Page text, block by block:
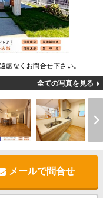
慮なくお問合せ下さい。
全ての写真を見る
メールで問合せ